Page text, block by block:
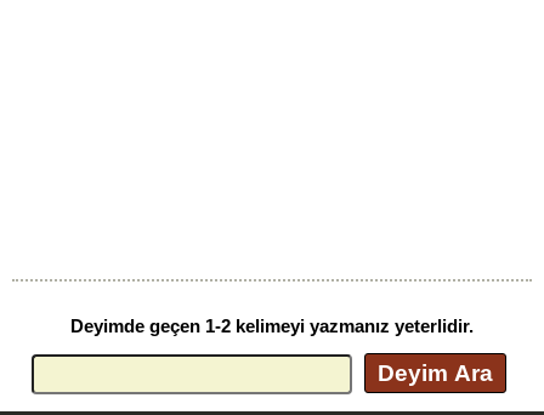
Deyimde geçen 1-2 kelimeyi yazmanız yeterlidir.
Deyim Ara